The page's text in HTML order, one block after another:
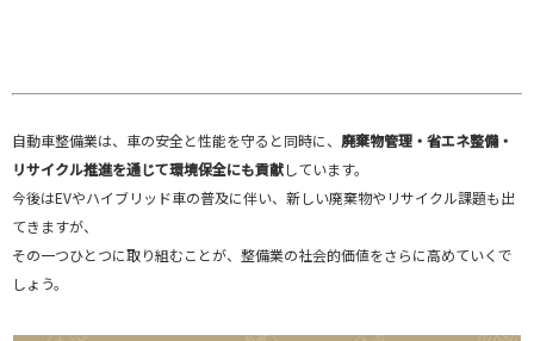
自動車整備業は、車の安全と性能を守ると同時に、 廃棄物管理・省エネ整備・
リサイクル推進を通じて環境保全にも貢献しています。
今後はEVやハイブリッド車の普及に伴い、新しい廃棄物やリサイクル課題も出
てきますが、
その一つひとつに取り組むことが、整備業の社会的価値をさらに高めていくで
しょう。